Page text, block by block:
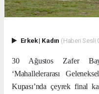
Erkek| Kadın (Haberi Sesli
30 Ağustos Zafer
‘Mahallelerarası
Kupası’nda çeyrek final